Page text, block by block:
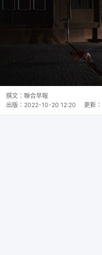
撰文： 聯合早報
出版： 2022-10-20 12:20 更新：